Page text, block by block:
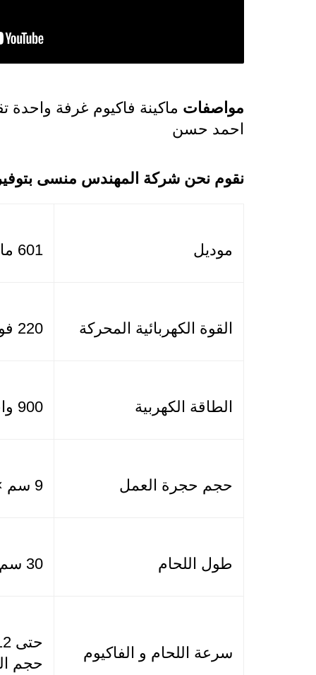
مواصفات
احمد حسن
نقوم نحن شركة المهندس منسى بتوفير
موديل 601 ماركة مهندس منسي
القوة الكهربائية المحركة 220 فولت
الطاقة الكهربية 900 وات +800 واط لحام
حجم حجرة العمل 9 سم × 36 سم × 32 سم
طول اللحام 30 سم
سرعة اللحام و الفاكيوم
حجم